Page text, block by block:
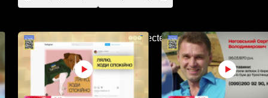
AdBlockDetected!